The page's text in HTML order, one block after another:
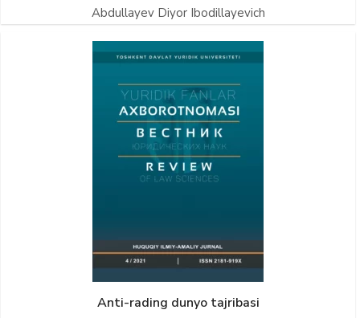
Abdullayev Diyor Ibodillayevich
Anti-rading dunyo tajribasi